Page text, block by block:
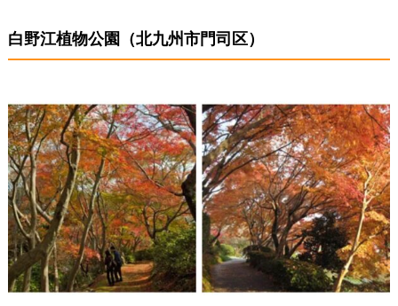
白野江植物公園（北九州市門司区）